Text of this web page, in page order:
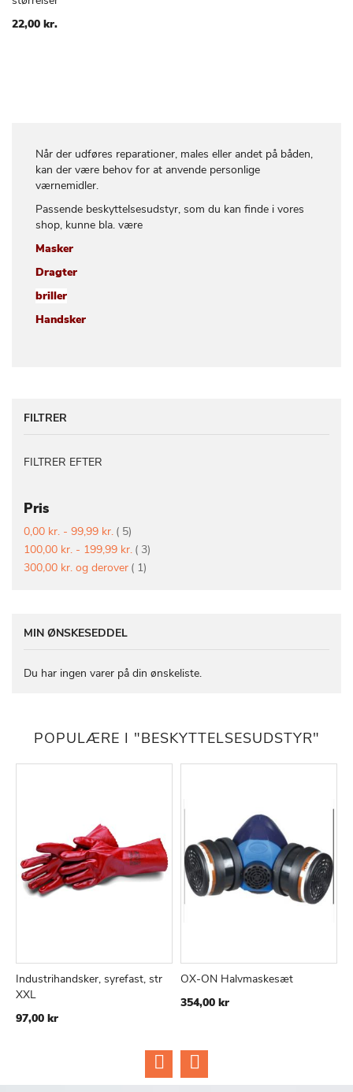
Når der udføres reparationer, males eller andet på båden,
kan der være behov for at anvende personlige
værnemidler.
Passende beskyttelsesudstyr, som du kan finde i vores
shop, kunne bla. være
Masker
Dragter
briller
Handsker
22,00 kr.
FILTRER
FILTRER EFTER
Pris
0,00 kr. - 99,99 kr. 5vare
100,00 kr. - 199,99 kr. 3vare
300,00 kr. og derover 1vare
MIN ØNSKESEDDEL
Du har ingen varer på din ønskeliste.
POPULÆRE I "BESKYTTELSESUDSTYR"
TILFØJSAMMENLIGN
Industrihandsker, syrefast, str
XXL
97,00 kr
OX-ON Halvmaskesæt
354,00 kr